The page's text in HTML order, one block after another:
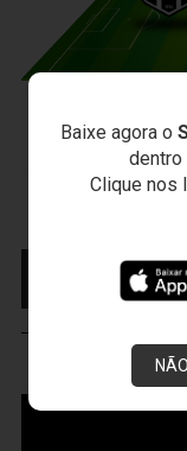
Baixe agora o
Clique nos
Campeonato
MAIS